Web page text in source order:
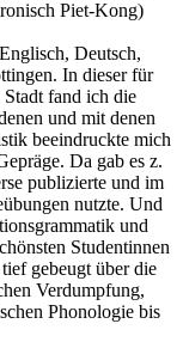
Piet-Kong)
Deutsch,
In dieser für
fand ich die
und mit denen
beeindruckte mich
Da gab es z.
publizierte und im
nutzte. Und
und
Studentinnen
gebeugt über die
Verdumpfung,
Phonologie bis